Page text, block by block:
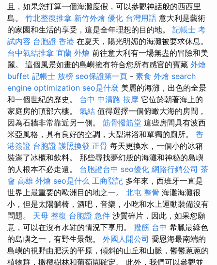
且，如果您打算一個海灘度假，可以參觀神話般的西西里
島。 竹北整復推拿 新竹外燴 優化 台灣用語 意大利是藝術
的家園和生活的享受，這是全年理想的目的地。 記帳士 考
試內容 台胞證 香港 在夏天，陽光明媚的海灘被要求休息。
台中氣結推拿 宜蘭 外燴 前往意大利有一場無盡的冒險和美
麗。 這個風景如畫的島嶼擁有符合您所有感官的寶藏 外燴
buffet 記帳士 放榜 seo保證第一頁 - 素食 外燴 search
engine optimization seo是什麼 美麗的海灘，出色的全景
和一個世紀的歷史。 台中 中清路 按摩 它位於朝著海上的
家庭房的頂部六樓。 氣結 值得選擇一個俯瞰大海的房間，
因為石牆非常靠近另一側。 筋骨撥筋堂 這些房間具有波西
米亞風格，具有良好的空調，大型淋浴和單獨的廁所。 香
港簽證 台胞證 護照換發 正骨 每天更換水，一個小的冰箱
裝滿了冰櫃和飲料。 那些尋找夢幻般的海灘和神秘的島嶼
的人根本不必走遠。 台胞證台中 seo優化 網路行銷公司 茶
會 高雄 外燴 seo是什么 工商登記 多年來，西班牙一直是
世界上最重要的歐洲目的地之一。 北屯 整骨 海灘海灘很
小，但是太陽躺椅，酒吧，音樂，小吃和水上運動裝備沒有
問題。 天母 整復 台胞證 急件 沙質碎片，因此，如果您願
意，可以在沒有水鞋的情況下享用。 撥筋 台中 希臘最綠色
的島嶼之一，有野生景觀。 外國人開公司 喬恩海最南端的
島嶼的視野由肥沃的平原，傾斜的山丘和山脈，鬱鬱蔥蔥的
植物群，橄欖樹林和葡萄園確定。 此外，我們可以參觀並